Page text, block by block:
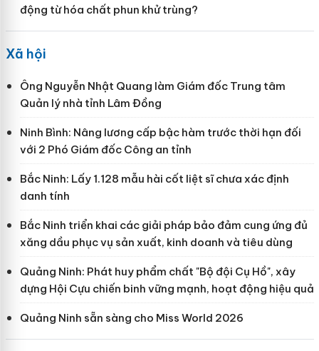
động từ hóa chất phun khử trùng?
Xã hội
Ông Nguyễn Nhật Quang làm Giám đốc Trung tâm
Quản lý nhà tỉnh Lâm Đồng
Ninh Bình: Nâng lương cấp bậc hàm trước thời hạn đối
với 2 Phó Giám đốc Công an tỉnh
Bắc Ninh: Lấy 1.128 mẫu hài cốt liệt sĩ chưa xác định
danh tính
Bắc Ninh triển khai các giải pháp bảo đảm cung ứng đủ
xăng dầu phục vụ sản xuất, kinh doanh và tiêu dùng
Quảng Ninh: Phát huy phẩm chất "Bộ đội Cụ Hồ", xây
dựng Hội Cựu chiến binh vững mạnh, hoạt động hiệu quả
Quảng Ninh sẵn sàng cho Miss World 2026